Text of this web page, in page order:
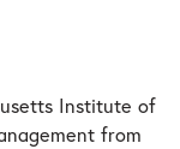
Institute of
from